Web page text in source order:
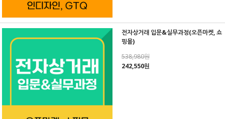
전자상거래 입문&실무과정(오픈마켓, 쇼
핑몰)
538,980원
242,550원